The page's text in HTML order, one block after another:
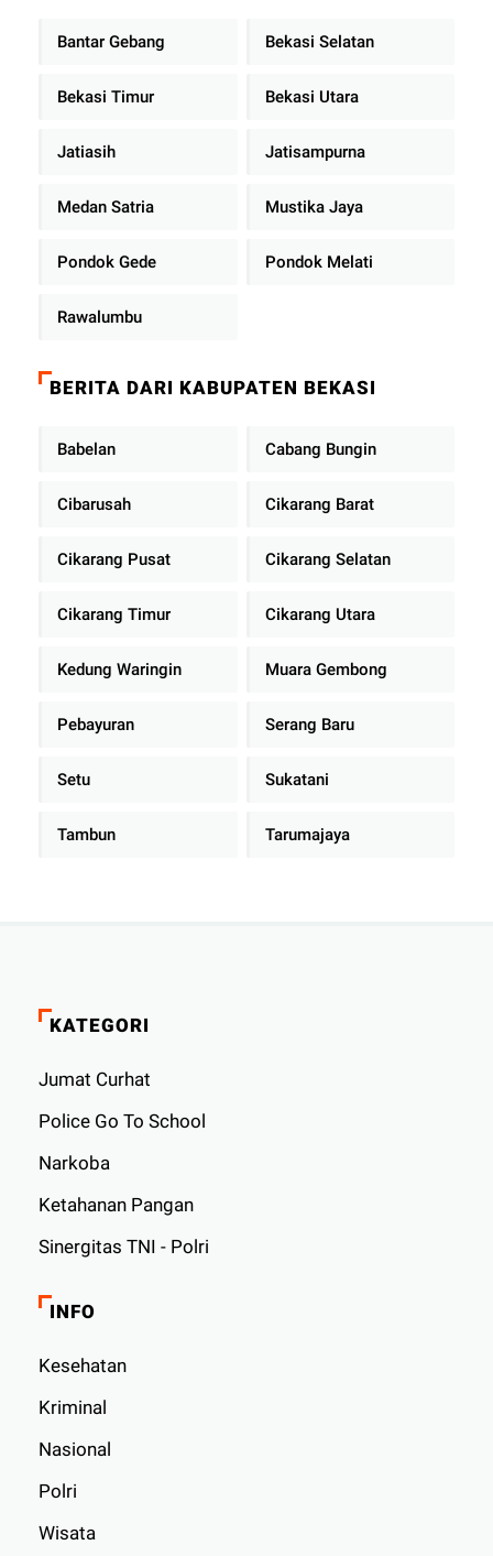
Bantar Gebang Bekasi Selatan
Bekasi Timur Bekasi Utara
Jatiasih Jatisampurna
Medan Satria Mustika Jaya
Pondok Gede Pondok Melati
Rawalumbu
BERITA DARI KABUPATEN BEKASI
Babelan Cabang Bungin
Cibarusah Cikarang Barat
Cikarang Pusat Cikarang Selatan
Cikarang Timur Cikarang Utara
Kedung Waringin Muara Gembong
Pebayuran Serang Baru
Setu Sukatani
Tambun Tarumajaya
KATEGORI
Jumat Curhat
Police Go To School
Narkoba
Ketahanan Pangan
Sinergitas TNI - Polri
INFO
Kesehatan
Kriminal
Nasional
Polri
Wisata